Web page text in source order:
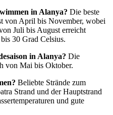
in Alanya? Die beste
von April bis November, wobei
Juli bis August erreicht
30 Grad Celsius.
in Alanya? Die
von Mai bis Oktober.
Beliebte Strände zum
Strand und der Hauptstrand
und gute